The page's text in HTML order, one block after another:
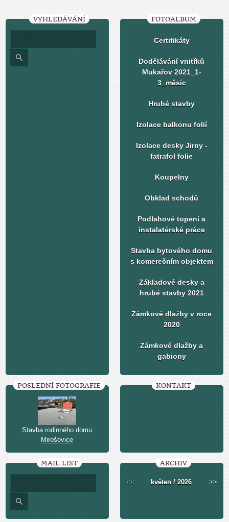
VYHLEDÁVÁNÍ FOTOALBUM
Certifikáty
Dodělávání vnitřků
Mukařov 2021_1-
3_měsíc
Hrubé stavby
Izolace balkonu folií
Izolace desky Jirny -
fatrafol folie
Koupelny
Obklad schodů
Podlahové topení a
instalatérské práce
Stavba bytového domu
s komerečním objektem
Základové desky a
hrubé stavby 2021
Zámkové dlažby v roce
2020
Zámkové dlažby a
gabiony
POSLEDNÍ FOTOGRAFIE
Stavba rodinného domu
Mirošovice
KONTAKT
MAIL LIST ARCHIV
<< květen / 2026 >>